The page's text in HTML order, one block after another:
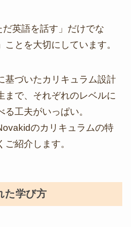
英語を話す」だけでな
ことを大切にしています。
基づいたカリキュラム設計
まで、それぞれのレベルに
工夫がいっぱい。
のカリキュラムの特
紹介します。
た学び方